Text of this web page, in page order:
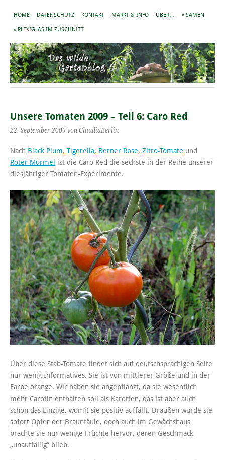
HOME DATENSCHUTZ KONTAKT MARKT & INFO ÜBER… » SAMEN
» PLEXIGLAS IM ZUSCHNITT
Unsere Tomaten 2009 – Teil 6: Caro Red
22. September 2009 von ClaudiaBerlin
Nach Black Plum, Tigerella, Berner Rose, Zitro-Tomate und
Roter Murmel
ist die Caro Red die sechste in der Reihe unserer
diesjähriger Tomaten-Experimente.
Über diese Stab-Tomate findet sich auf deutschsprachigen Seite
nur wenig Informatives. Sie ist von mittlerer Größe und in der
Farbe orange. Wir haben sie angepflanzt, da sie wesentlich
mehr Carotin enthalten soll als Karotten, das ist aber auch
schon das Einzige, womit sie positiv auffällt. Draußen wurde sie
sofort Opfer der Braunfäule, doch auch im Gewächshaus
brachte sie nur wenige Früchte hervor, deren Geschmack
„unauffällig“ blieb.